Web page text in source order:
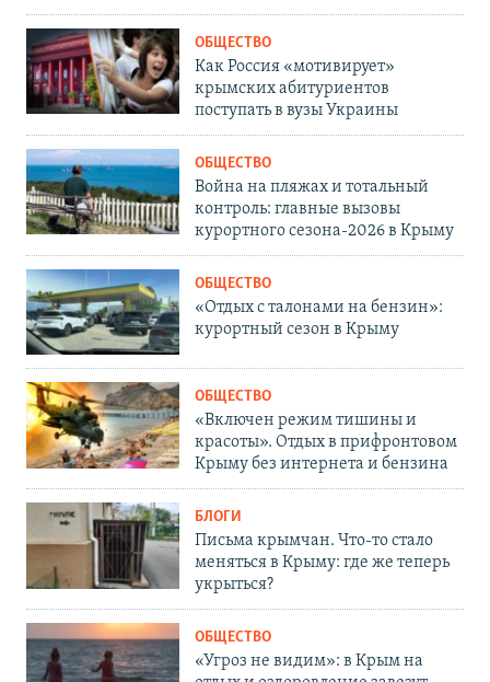
ОБЩЕСТВО
Как Россия «мотивирует»
крымских абитуриентов
поступать в вузы Украины
ОБЩЕСТВО
Война на пляжах и тотальный
контроль: главные вызовы
курортного сезона-2026 в Крыму
ОБЩЕСТВО
«Отдых с талонами на бензин»:
курортный сезон в Крыму
ОБЩЕСТВО
«Включен режим тишины и
красоты». Отдых в прифронтовом
Крыму без интернета и бензина
БЛОГИ
Письма крымчан. Что-то стало
меняться в Крыму: где же теперь
укрыться?
ОБЩЕСТВО
«Угроз не видим»: в Крым на